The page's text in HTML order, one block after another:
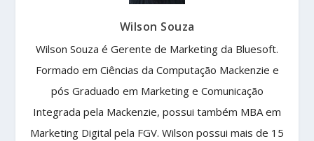
Wilson Souza
Wilson Souza é Gerente de Marketing da Bluesoft.
Formado em Ciências da Computação Mackenzie e
pós Graduado em Marketing e Comunicação
Integrada pela Mackenzie, possui também MBA em
Marketing Digital pela FGV. Wilson possui mais de 15